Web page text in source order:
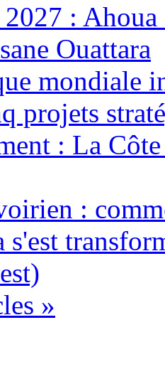
2027 :
Ouattara
mondiale
projets
: La
:
s'est
»